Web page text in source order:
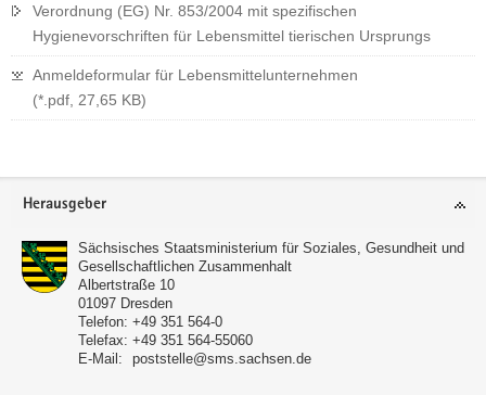
Verordnung (EG) Nr. 853/2004 mit spezifischen
Hygienevorschriften für Lebensmittel tierischen Ursprungs
Anmeldeformular für Lebensmittelunternehmen
(*.pdf, 27,65 KB)
Footer-
Herausgeber
Sächsisches Staatsministerium für Soziales, Gesundheit und
Gesellschaftlichen Zusammenhalt
Albertstraße 10
01097 Dresden
Telefon: +49 351 564-0
Telefax: +49 351 564-55060
E-Mail:
poststelle@sms.sachsen.de